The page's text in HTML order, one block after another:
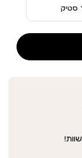
סטיק